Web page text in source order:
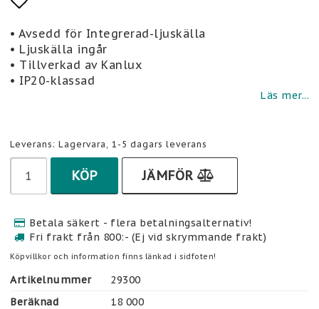
Lägg till i favoritlistan
• Avsedd för Integrerad-ljuskälla
• Ljuskälla ingår
• Tillverkad av Kanlux
• IP20-klassad
Läs mer...
Leverans: Lagervara, 1-5 dagars leverans
KÖP JÄMFÖR
Betala säkert - flera betalningsalternativ!
Fri frakt från 800:- (Ej vid skrymmande frakt)
Köpvillkor och information finns länkad i sidfoten!
Artikelnummer
29300
Beräknad
18 000